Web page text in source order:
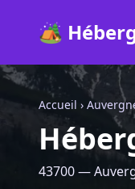
🏕️
Accueil ›
43700 —